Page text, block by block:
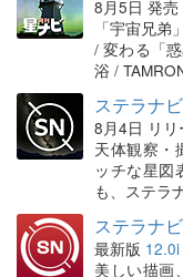
8月5日 発売
「宇宙兄
/ 変わる「
浴 /
ステラナ
8月4日 リリ
天体観察・
ッチな星図
も、ステラ
ステラナ
最新版 12.0i
美しい描画